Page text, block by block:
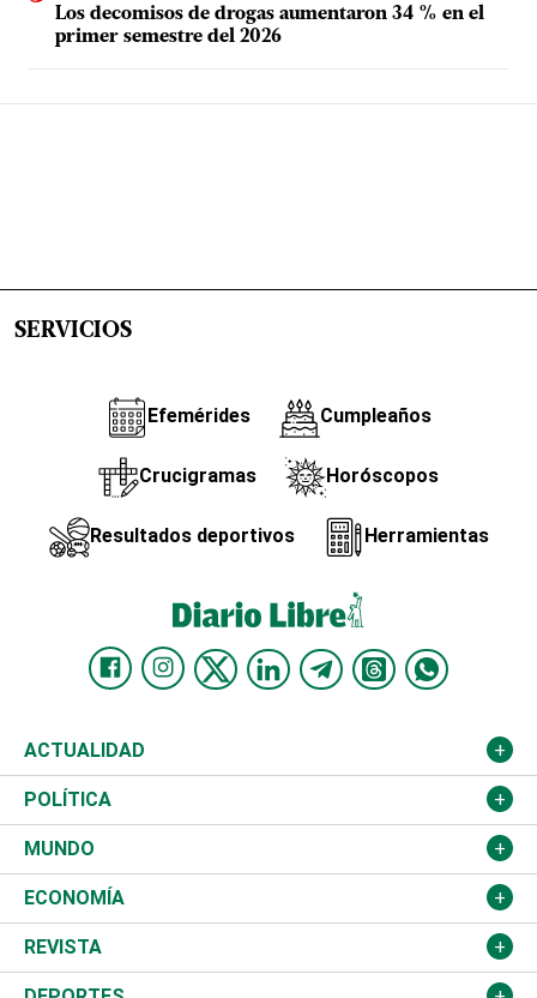
Los decomisos de drogas aumentaron 34 % en el
primer semestre del 2026
SERVICIOS
Efemérides Cumpleaños
Crucigramas Horóscopos
Resultados deportivos Herramientas
ACTUALIDAD
Nacional
Ciudad
Educación
Salud
Justicia
POLÍTICA
Partidos
JCE
TSE
Congreso Nacional
MUNDO
Estados Unidos
América Latina
ECONOMÍA
Finanzas
REVISTA